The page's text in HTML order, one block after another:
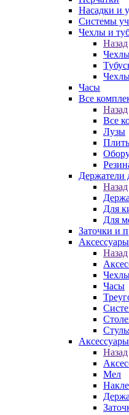
Насадки и
Системы
Чехлы и
Назад
Часы
Все
Назад
Все
Лузы
Держатели
Назад
Для
Для
Заточки и
Назад
Часы
Назад
Мел